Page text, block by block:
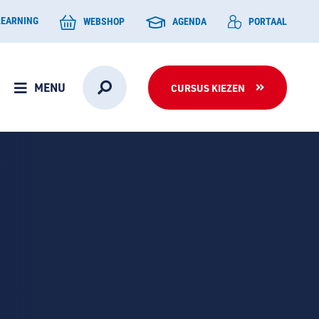
WEBSHOP AGENDA PORTAAL
MENU CURSUS KIEZEN